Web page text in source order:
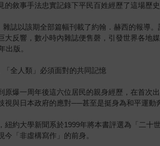
的敘事手法忠實記錄下平民百姓經歷了這場歷
雜誌以該期全部篇幅刊載了約翰．赫西的報導
大反響，數小時內雜誌便售磬，引發世界各地
出版。
「全人類」必須面對的共同記憶
原爆一周年後這六位居民的親身經歷，在首次
視與日本政府的應對──甚至是挺身為和平運動
紐約大學新聞系於1999年將本書評選為「二
「非虛構寫作」的前身。